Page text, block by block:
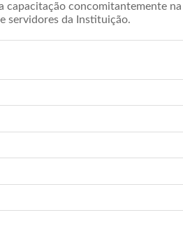
concomitantemente
servidores da Instituição.